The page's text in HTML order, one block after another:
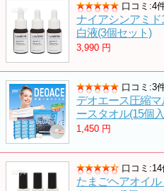
口コミ:4
ナイアシンアミド
白液(3個セット)
3,990 円
口コミ:3
デオエース圧縮マ
ースタオル(15個
1,450 円
口コミ:14
たまごヘアオイル